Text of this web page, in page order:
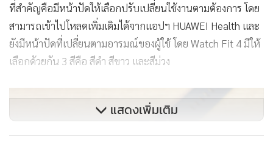
ที่สำคัญคือมีหน้าปัดให้เลือกปรับเปลี่ยนใช้งานตามต้องการ โดย
สามารถเข้าไปโหลดเพิ่มเติมได้จากแอปฯ HUAWEI Health และ
ยังมีหน้าปัดที่เปลี่ยนตามอารมณ์ของผู้ใช้ โดย Watch Fit 4 มีให้
เลือกด้วยกัน 3 สีคือ สีดำ สีขาว และสีม่วง
แสดงเพิ่มเติม